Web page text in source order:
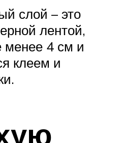
слой – это
лентой,
менее 4 см и
клеем и